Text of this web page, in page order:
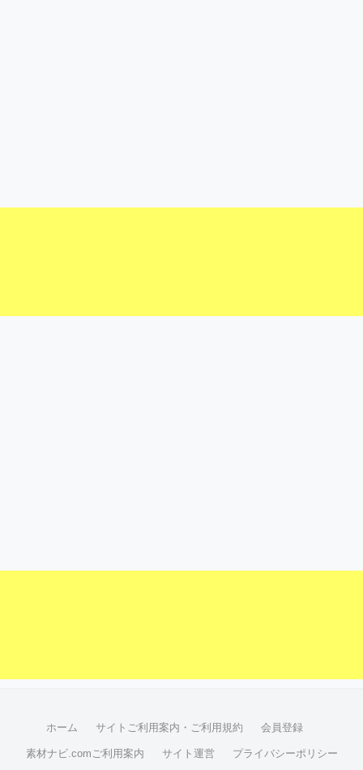
ホーム サイトご利用案内・ご利用規約 会員登録
素材ナビ.comご利用案内 サイト運営 プライバシーポリシー